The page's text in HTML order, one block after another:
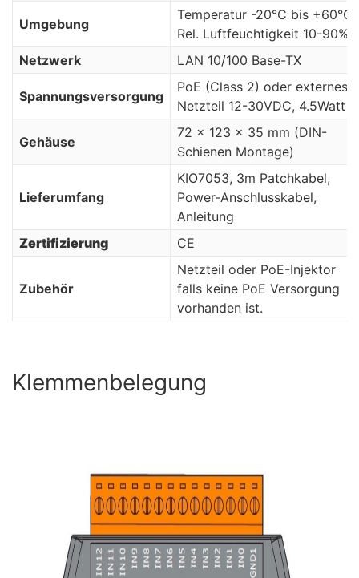
Umgebung
Temperatur -20°C bis +60°C
Rel. Luftfeuchtigkeit 10-90%
Netzwerk
LAN 10/100 Base-TX
Spannungsversorgung
PoE (Class 2) oder externes
Netzteil 12-30VDC, 4.5Watt
Gehäuse
72 x 123 x 35 mm (DIN-
Schienen Montage)
Lieferumfang
KIO7053, 3m Patchkabel,
Power-Anschlusskabel,
Anleitung
Zertifizierung
CE
Zubehör
Netzteil oder PoE-Injektor
falls keine PoE Versorgung
vorhanden ist.
Klemmenbelegung